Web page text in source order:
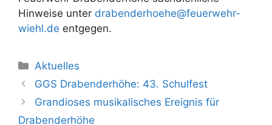
Hinweise unter drabenderhoehe@feuerwehr-
wiehl.de entgegen.
Kategorien
Aktuelles
GGS Drabenderhöhe: 43. Schulfest
Grandioses musikalisches Ereignis für
Drabenderhöhe